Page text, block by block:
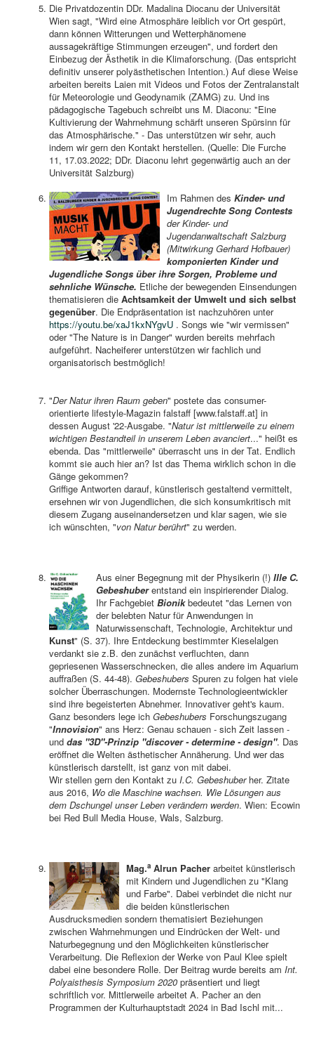
Die Privatdozentin DDr. Madalina Diocanu der Universität
Wien sagt, "Wird eine Atmosphäre leiblich vor Ort gespürt,
dann können Witterungen und Wetterphänomene
aussagekräftige Stimmungen erzeugen", und fordert den
Einbezug der Ästhetik in die Klimaforschung. (Das entspricht
definitiv unserer polyästhetischen Intention.) Auf diese Weise
arbeiten bereits Laien mit Videos und Fotos der Zentralanstalt
für Meteorologie und Geodynamik (ZAMG) zu. Und ins
pädagogische Tagebuch schreibt uns M. Diaconu: "Eine
Kultivierung der Wahrnehmung schärft unseren Spürsinn für
das Atmosphärische." - Das unterstützen wir sehr, auch
indem wir gern den Kontakt herstellen. (Quelle: Die Furche
11, 17.03.2022; DDr. Diaconu lehrt gegenwärtig auch an der
Universität Salzburg)
Im Rahmen des Kinder- und
Jugendrechte Song Contests
der Kinder- und
Jugendanwaltschaft Salzburg
(Mitwirkung Gerhard Hofbauer)
komponierten Kinder und
Jugendliche Songs über ihre Sorgen, Probleme und
sehnliche Wünsche. Etliche der bewegenden Einsendungen
thematisieren die Achtsamkeit der Umwelt und sich selbst
gegenüber. Die Endpräsentation ist nachzuhören unter
https://youtu.be/xaJ1kxNYgvU . Songs wie "wir vermissen"
oder "The Nature is in Danger" wurden bereits mehrfach
aufgeführt. Nacheiferer unterstützen wir fachlich und
organisatorisch bestmöglich!
"Der Natur ihren Raum geben" postete das consumer-
orientierte lifestyle-Magazin falstaff [www.falstaff.at] in
dessen August '22-Ausgabe. "Natur ist mittlerweile zu einem
wichtigen Bestandteil in unserem Leben avanciert..." heißt es
ebenda. Das "mittlerweile" überrascht uns in der Tat. Endlich
kommt sie auch hier an? Ist das Thema wirklich schon in die
Gänge gekommen?
Griffige Antworten darauf, künstlerisch gestaltend vermittelt,
ersehnen wir von Jugendlichen, die sich konsumkritisch mit
diesem Zugang auseinandersetzen und klar sagen, wie sie
ich wünschten, "von Natur berührt" zu werden.
Aus einer Begegnung mit der Physikerin (!) Ille C.
Gebeshuberentstand ein inspirierender Dialog.
Ihr Fachgebiet Bionikbedeutet "das Lernen von
der belebten Natur für Anwendungen in
Naturwissenschaft, Technologie, Architektur und
Kunst" (S. 37). Ihre Entdeckung bestimmter Kieselalgen
verdankt sie z.B. den zunächst verfluchten, dann
gepriesenen Wasserschnecken, die alles andere im Aquarium
auffraßen (S. 44-48). Gebeshubers Spuren zu folgen hat viele
solcher Überraschungen. Modernste Technologieentwickler
sind ihre begeisterten Abnehmer. Innovativer geht's kaum.
Ganz besonders lege ich Gebeshubers Forschungszugang
"Innovision" ans Herz: Genau schauen - sich Zeit lassen -
und das "3D"-Prinzip "discover - determine - design". Das
eröffnet die Welten ästhetischer Annäherung. Und wer das
künstlerisch darstellt, ist ganz von mit dabei.
Wir stellen gern den Kontakt zu I.C. Gebeshuberher. Zitate
aus 2016, Wo die Maschine wachsen. Wie Lösungen aus
dem Dschungel unser Leben verändern werden. Wien: Ecowin
bei Red Bull Media House, Wals, Salzburg.
Mag.a Alrun Pacher arbeitet künstlerisch
mit Kindern und Jugendlichen zu "Klang
und Farbe". Dabei verbindet die nicht nur
die beiden künstlerischen
Ausdrucksmedien sondern thematisiert Beziehungen
zwischen Wahrnehmungen und Eindrücken der Welt- und
Naturbegegnung und den Möglichkeiten künstlerischer
Verarbeitung. Die Reflexion der Werke von Paul Klee spielt
dabei eine besondere Rolle. Der Beitrag wurde bereits am Int.
Polyaisthesis Symposium 2020 präsentiert und liegt
schriftlich vor. Mittlerweile arbeitet A. Pacher an den
Programmen der Kulturhauptstadt 2024 in Bad Ischl mit...